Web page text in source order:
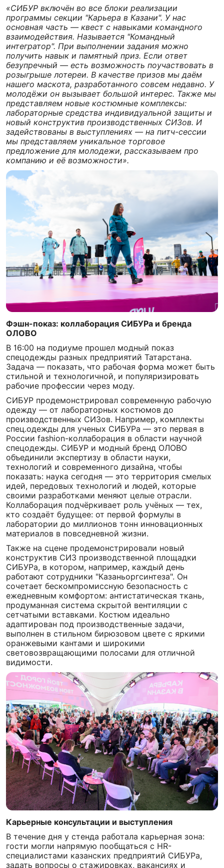
«СИБУР включён во все блоки реализации
программы секции "Карьера в Казани". У нас
основная часть — квест с навыками командного
взаимодействия. Называется "Командный
интегратор". При выполнении задания можно
получить навык и памятный приз. Если ответ
безупречный — есть возможность поучаствовать в
розыгрыше лотереи. В качестве призов мы даём
нашего маскота, разработанного совсем недавно. У
молодёжи он вызывает большой интерес. Также мы
представляем новые костюмные комплексы:
лабораторные средства индивидуальной защиты и
новый конструктив производственных СИЗов. И
задействованы в выступлениях — на питч-сессии
мы представляем уникальное торговое
предложение для молодежи, рассказываем про
компанию и её возможности».
Фэшн-показ: коллаборация СИБУРа и бренда
ОЛОВО
В 16:00 на подиуме прошел модный показ
спецодежды разных предприятий Татарстана.
Задача — показать, что рабочая форма может быть
стильной и технологичной, и популяризировать
рабочие профессии через моду.
СИБУР продемонстрировал современную рабочую
одежду — от лабораторных костюмов до
производственных СИЗов. Например, комплекты
спец.одежды для ученых СИБУРа — это первая в
России fashion-коллаборация в области научной
спецодежды. СИБУР и модный бренд ОЛОВО
объединили экспертизу в области науки,
технологий и современного дизайна, чтобы
показать: наука сегодня — это территория смелых
идей, передовых технологий и людей, которые
своими разработками меняют целые отрасли.
Коллаборация подчёркивает роль учёных — тех,
кто создаёт будущее: от первой формулы в
лаборатории до миллионов тонн инновационных
материалов в повседневной жизни.
Также на сцене продемонстрировали новый
конструктив СИЗ производственной площадки
СИБУРа, в котором, например, каждый день
работают сотрудники "Казаньоргсинтеза". Он
сочетает бескомпромиссную безопасность с
ежедневным комфортом: антистатическая ткань,
продуманная система скрытой вентиляции с
сетчатыми вставками. Костюм идеально
адаптирован под производственные задачи,
выполнен в стильном бирюзовом цвете с яркими
оранжевыми кантами и широкими
световозвращающими полосами для отличной
видимости.
Карьерные консультации и выступления
В течение дня у стенда работала карьерная зона:
гости могли напрямую пообщаться с HR-
специалистами казанских предприятий СИБУРа,
задать вопросы о стажировках, вакансиях и